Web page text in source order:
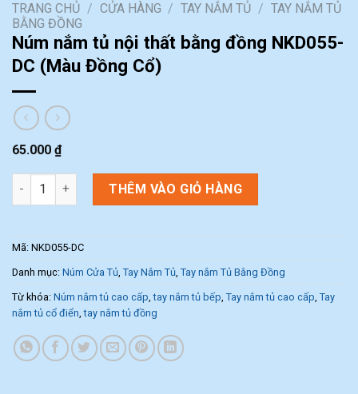
TRANG CHỦ / CỬA HÀNG / TAY NẮM TỦ / TAY NẮM TỦ
BẰNG ĐỒNG
Núm nắm tủ nội thất bằng đồng NKD055-
DC (Màu Đồng Cổ)
65.000 ₫
Núm nắm tủ nội thất bằng đồng NKD055-DC (Màu Đồng Cổ) số
THÊM VÀO GIỎ HÀNG
Mã: NKD055-DC
Danh mục: Núm Cửa Tủ Tay Nắm Tủ Tay nắm Tủ Bằng Đồng
Từ khóa: Núm nắm tủ cao cấp ,tay nắm tủ bếp Tay nắm tủ cao cấp Tay
nắm tủ cổ điển ,tay nắm tủ đồng